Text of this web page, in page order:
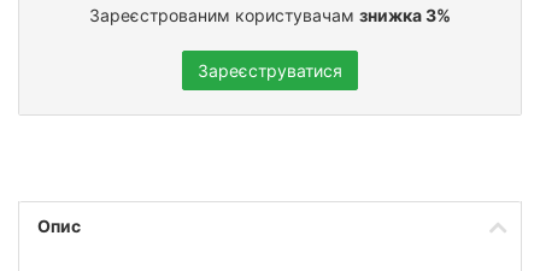
Зареєстрованим користувачам знижка 3%
Зареєструватися
Опис